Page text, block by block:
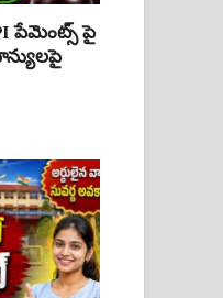
పేమెంట్స్ పై